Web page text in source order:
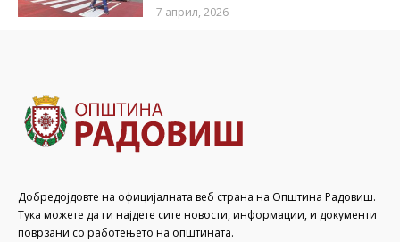
7 април, 2026
Добредојдовте на официјалната веб страна на Општина Радовиш.
Тука можете да ги најдете сите новости, информации, и документи
поврзани со работењето на општината.